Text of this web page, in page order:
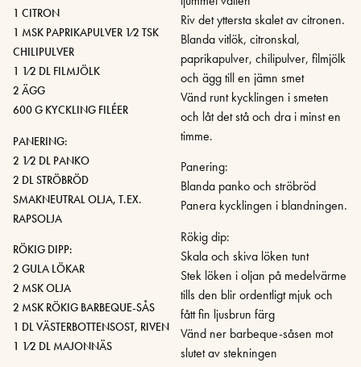
1 CITRON
1 MSK PAPRIKAPULVER 1⁄2 TSK
CHILIPULVER
1 1⁄2 DL FILMJÖLK
2 ÄGG
600 G KYCKLING FILÉER
PANERING:
2 1⁄2 DL PANKO
2 DL STRÖBRÖD
SMAKNEUTRAL OLJA, T.EX.
RAPSOLJA
RÖKIG DIPP:
2 GULA LÖKAR
2 MSK OLJA
2 MSK RÖKIG BARBEQUE-SÅS
1 DL VÄSTERBOTTENSOST, RIVEN
1 1⁄2 DL MAJONNÄS
Riv det yttersta skalet av citronen.
Blanda vitlök, citronskal,
paprikapulver, chilipulver, filmjölk
och ägg till en jämn smet
Vänd runt kycklingen i smeten
och låt det stå och dra i minst en
timme.
Panering:
Blanda panko och ströbröd
Panera kycklingen i blandningen.
Rökig dip:
Skala och skiva löken tunt
Stek löken i oljan på medelvärme
tills den blir ordentligt mjuk och
fått fin ljusbrun färg
Vänd ner barbeque-såsen mot
slutet av stekningen